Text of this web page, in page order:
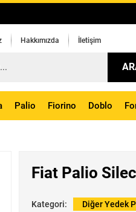
Hakkımızda İletişim
Palio Fiorino Doblo
Fiat Palio
Kategori: Diğer Yedek